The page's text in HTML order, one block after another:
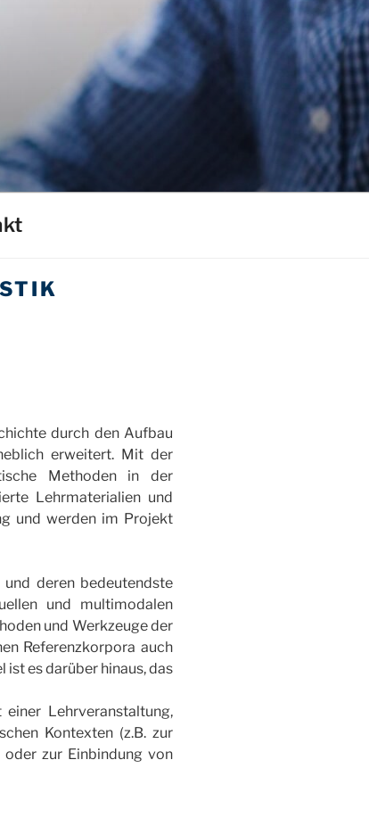
durch den Aufbau
erweitert. Mit der
Methoden in der
Lehrmaterialien und
und werden im Projekt
deren bedeutendste
und multimodalen
und Werkzeuge der
Referenzkorpora auch
es darüber hinaus, das
Lehrveranstaltung,
Kontexten (z.B. zur
zur Einbindung von